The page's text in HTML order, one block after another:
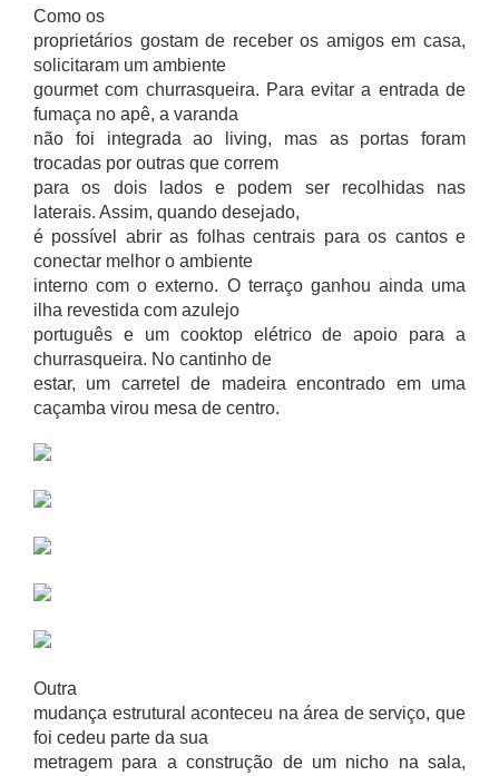
Como os
proprietários gostam de receber os amigos em casa,
solicitaram um ambiente
gourmet com churrasqueira. Para evitar a entrada de
fumaça no apê, a varanda
não foi integrada ao living, mas as portas foram
trocadas por outras que correm
para os dois lados e podem ser recolhidas nas
laterais. Assim, quando desejado,
é possível abrir as folhas centrais para os cantos e
conectar melhor o ambiente
interno com o externo. O terraço ganhou ainda uma
ilha revestida com azulejo
português e um cooktop elétrico de apoio para a
churrasqueira. No cantinho de
estar, um carretel de madeira encontrado em uma
caçamba virou mesa de centro.
Outra
mudança estrutural aconteceu na área de serviço, que
foi cedeu parte da sua
metragem para a construção de um nicho na sala,